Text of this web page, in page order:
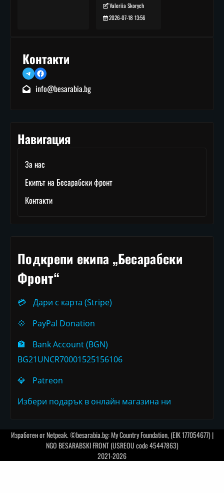
Valeriia Skorych
2026-07-18 13:56
Контакти
TelegramFacebook
info@besarabia.bg
Навигация
За нас
Екипът на Бесарабски фронт
Контакти
Подкрепи екипа „Бесарабски
Фронт“
💳
Дари с карта (Stripe)
💠
PayPal Donation
🏦
Bank Account (BGN)
BG21UNCR70001525156106
💎
Patreon
Избери подарък в онлайн магазина ни
Изработен отNetpeak. ©besarabia.bg: My Country Foundation, (EIK 177054677) |
NGO BESARABSKI FRONT (USREOU code 45447863)
2021-2026